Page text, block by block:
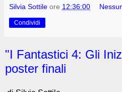
Silvia Sottile ore 12:36:00
Condividi
"I Fantastici 4: Gli
poster finali